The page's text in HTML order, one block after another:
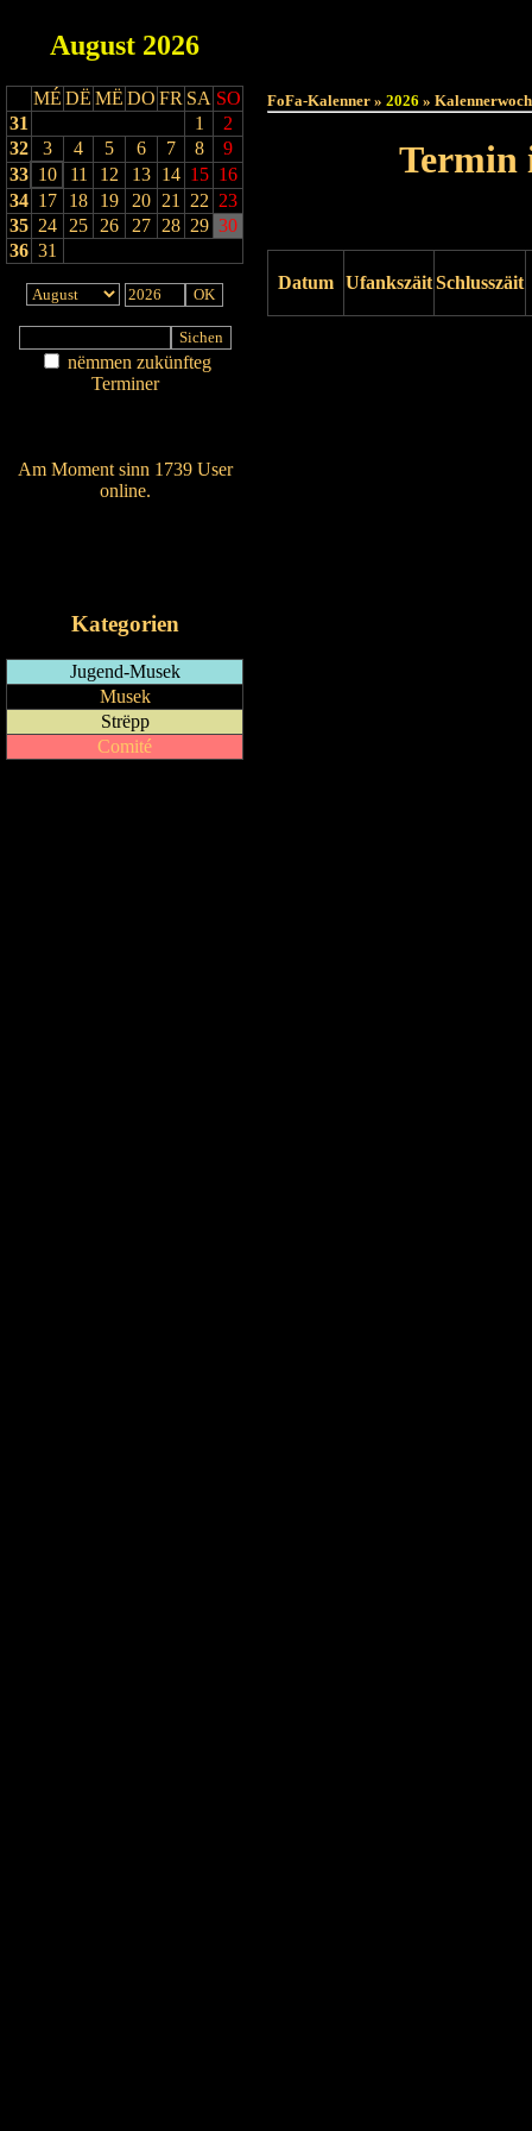
August 2026
MÉ DË MË DO FR SA SO
31
1
2
32
3 4 5 6 7 8
9
33 10 11 12 13 14 15 16
34 17 18 19 20 21 22 23
35 24 25 26 27 28 29 30
36 31
nëmmen zukünfteg
Terminer
Am Moment sinn 1739 User
online.
Kategorien
Jugend-Musek
Musek
Strëpp
Comité
FoFa-Kalenner » 2026 »
Termin
Datum UfankszäitSchlusszäit